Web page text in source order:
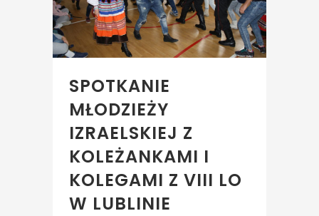
SPOTKANIE
MŁODZIEŻY
IZRAELSKIEJ Z
KOLEŻANKAMI I
KOLEGAMI Z VIII LO
W LUBLINIE